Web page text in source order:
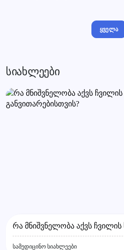
ყველა
სიახლეები
რა მნიშვნელობა აქვს ჩვილის
სამედიცინო სიახლეები